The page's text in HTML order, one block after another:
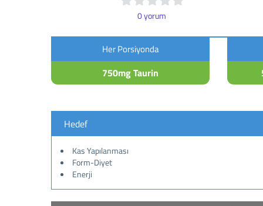
0 yorum
Her Porsiyonda
750mg Taurin
Hedef
Kas Yapılanması
Form-Diyet
Enerji